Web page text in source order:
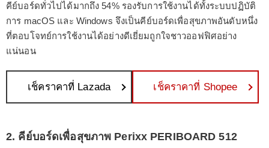
คีย์บอร์ดทั่วไปได้มากถึง 54% รองรับการใช้งานได้ทั้งระบบปฏิบัติ
การ macOS และ Windows จึงเป็นคีย์บอร์ดเพื่อสุขภาพอันดับหนึ่ง
ที่ตอบโจทย์การใช้งานได้อย่างดีเยี่ยมถูกใจชาวออฟฟิศอย่าง
แน่นอน
เช็คราคาที่ Lazada เช็คราคาที่ Shopee
2. คีย์บอร์ดเพื่อสุขภาพ Perixx PERIBOARD 512